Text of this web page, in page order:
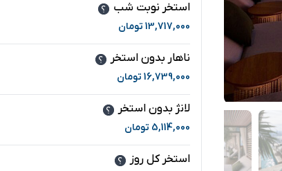
استخر نوبت شب
13,717,000 تومان
ناهار بدون استخر
16,739,000 تومان
لانژ بدون استخر
5,114,000 تومان
استخر کل روز